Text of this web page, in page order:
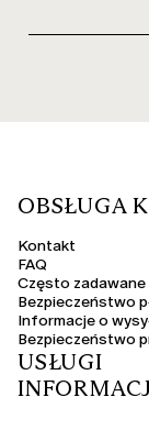
OBSŁUGA
Kontakt
FAQ
Często
Bezpieczeństwo
Informacje o
Bezpieczeństwo
USŁUGI